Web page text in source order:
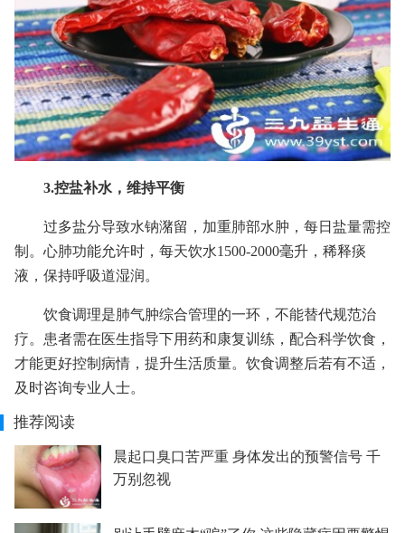
3.控盐补水，维持平衡
过多盐分导致水钠潴留，加重肺部水肿，每日盐量需控
制。心肺功能允许时，每天饮水1500-2000毫升，稀释痰
液，保持呼吸道湿润。
饮食调理是肺气肿综合管理的一环，不能替代规范治
疗。患者需在医生指导下用药和康复训练，配合科学饮食，
才能更好控制病情，提升生活质量。饮食调整后若有不适，
及时咨询专业人士。
推荐阅读
晨起口臭口苦严重 身体发出的预警信号 千
万别忽视